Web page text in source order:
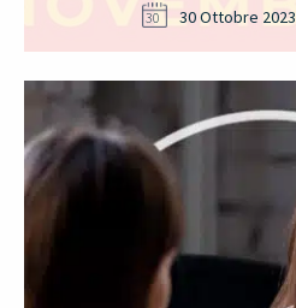
30 30 Ottobre 2023